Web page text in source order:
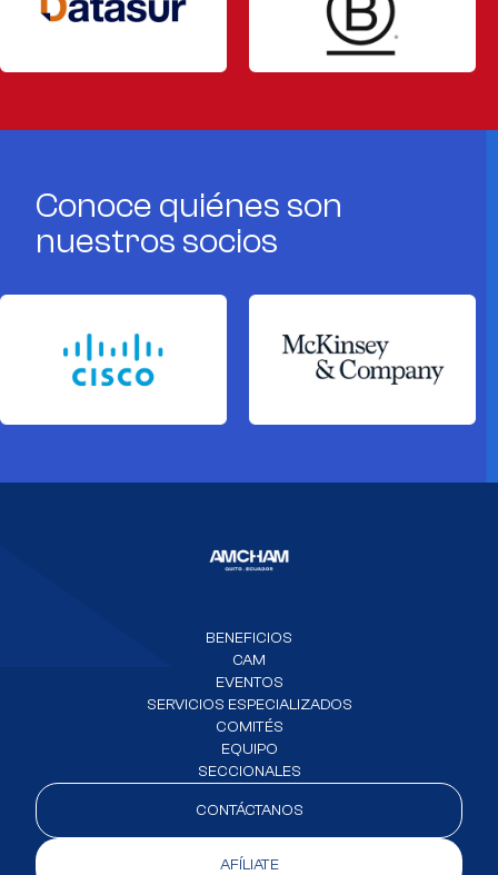
Conoce quiénes son
nuestros socios
BENEFICIOS
CAM
EVENTOS
SERVICIOS ESPECIALIZADOS
COMITÉS
EQUIPO
SECCIONALES
CONTÁCTANOS
AFÍLIATE